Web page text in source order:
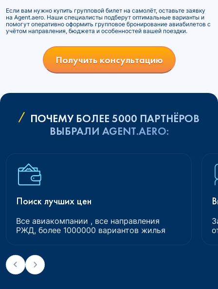
Если вам нужно купить групповой билет на самолёт, оставьте заявку
на Agent.aero. Наши специалисты подберут оптимальные варианты и
помогут оперативно оформить групповое бронирование авиабилетов с
учётом направления, бюджета и особенностей вашей поездки.
Получить консультацию
ПОЧЕМУ БОЛЕЕ 5000 ПАРТНЁРОВ
ВЫБРАЛИ AGENT.AERO:
Поиск лучших цен
Все авиакомпании , все направления
РЖД, более 1000000 вариантов жилья